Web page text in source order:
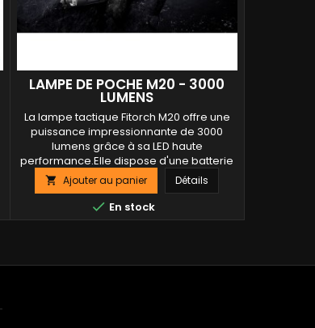
LAMPE DE POCHE M20 - 3000
LUMENS
La lampe tactique Fitorch M20 offre une
puissance impressionnante de 3000
lumens grâce à sa LED haute
performance.Elle dispose d'une batterie
rechargeable 18650 et d'un indicateur de
batterie intuitif (vert pour chargé, orange
pour la charge en cours, rouge pour
batterie faible).Son boîtier en alliage
 Ajouter au panier Détails
 En stock